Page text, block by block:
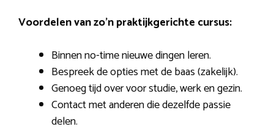
Voordelen van zo’n praktijkgerichte cursus:
Binnen no-time nieuwe dingen leren.
Bespreek de opties met de baas (zakelijk).
Genoeg tijd over voor studie, werk en gezin.
Contact met anderen die dezelfde passie
delen.